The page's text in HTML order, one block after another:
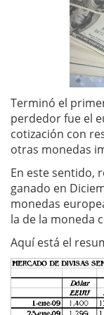
Terminó el
perdedor fue el
cotización con
otras monedas
En este sentido,
ganado en
monedas
la de la moneda
Aquí está el